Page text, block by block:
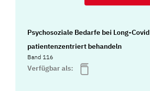
Psychosoziale Bedarfe bei Long-Covid
patientenzentriert behandeln
Band 116
Verfügbar als: